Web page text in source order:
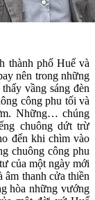
thành phố Huế và
nên trong những
vầng sáng đèn
công phu tối và
Những… chúng
chuông dứt trừ
đến khi chìm vào
chuông công phu
của một ngày mới
thanh cửa thiền
hòa những vướng